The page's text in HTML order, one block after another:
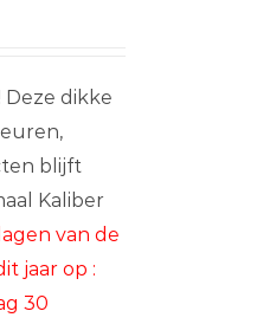
dikke
blijft
Kaliber
van de
jaar op :
30